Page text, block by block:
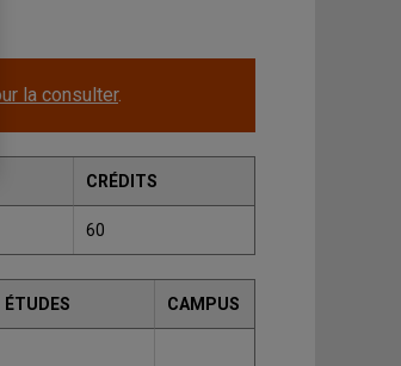
la consulter.
CRÉDITS
60
ÉTUDES CAMPUS